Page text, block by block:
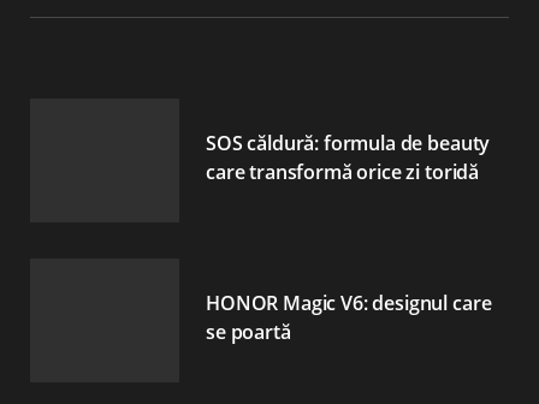
SOS căldură: formula de beauty
care transformă orice zi toridă
HONOR Magic V6: designul care
se poartă